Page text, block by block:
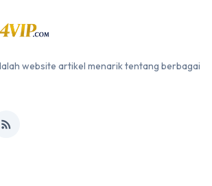
website artikel menarik tentang berbagai
rss_feed